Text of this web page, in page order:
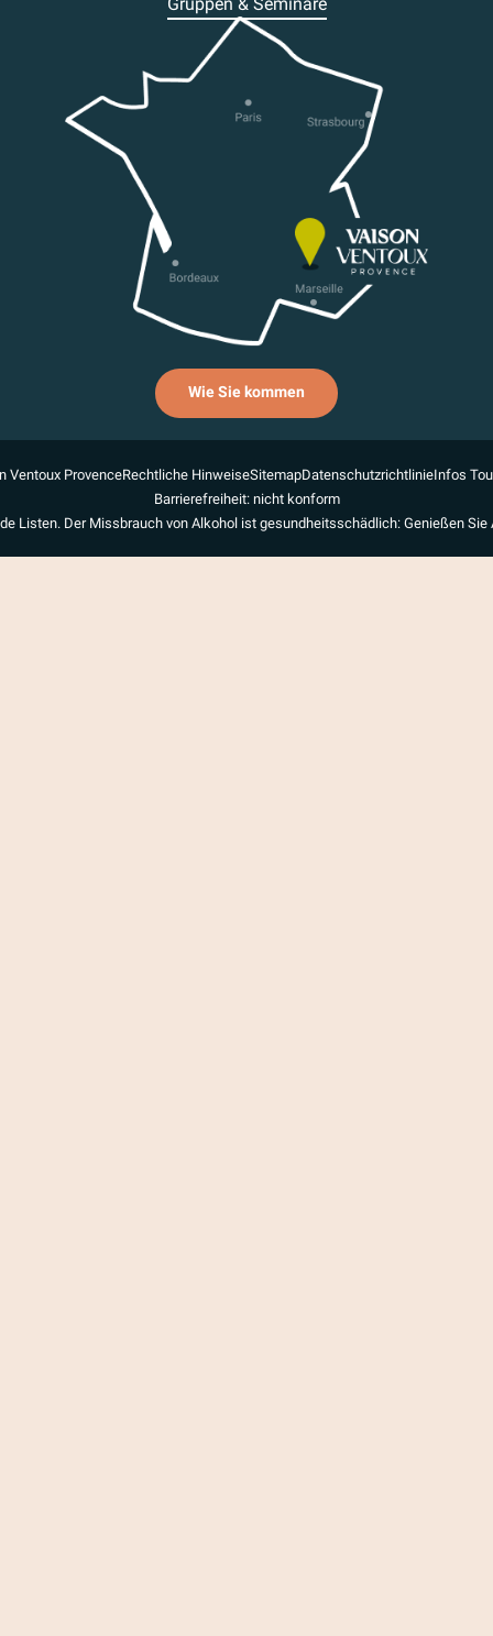
Wie Sie kommen
Ventoux ProvenceRechtliche HinweiseSitemapDatenschutzrichtlinieInfos
Barrierefreiheit: nicht konform
Listen. Der Missbrauch von Alkohol ist gesundheitsschädlich: Genießen Sie